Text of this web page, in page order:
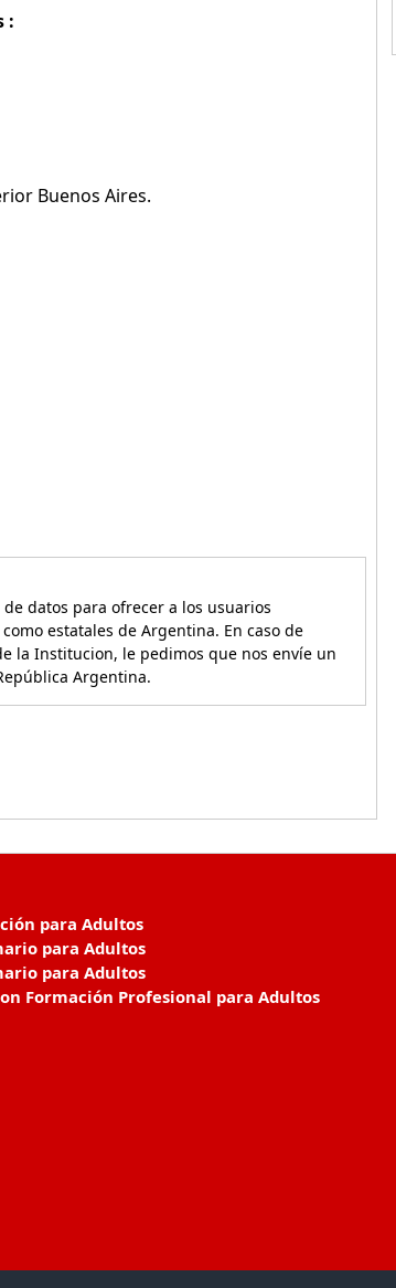
:
Buenos Aires.
datos para ofrecer a los usuarios
estatales de Argentina. En caso de
la Institucion, le pedimos que nos envíe un
Argentina.
para Adultos
para Adultos
para Adultos
Formación Profesional para Adultos